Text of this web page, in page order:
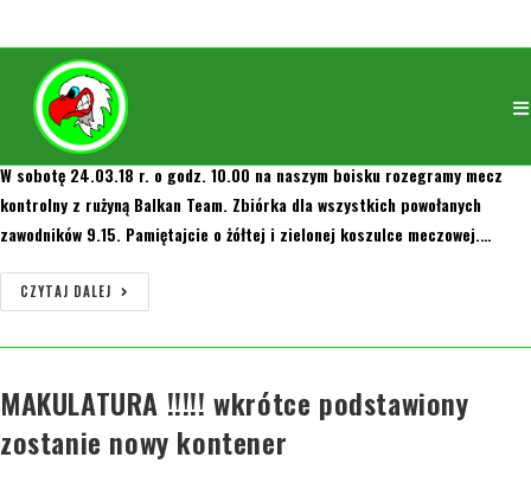
Mecz Springowy 24.03.18
orly 21 marca 2018
W sobotę 24.03.18 r. o godz. 10.00 na naszym boisku rozegramy mecz
kontrolny z rużyną Balkan Team. Zbiórka dla wszystkich powołanych
zawodników 9.15. Pamiętajcie o żółtej i zielonej koszulce meczowej.…
CZYTAJ DALEJ
MAKULATURA !!!!! wkrótce podstawiony
zostanie nowy kontener